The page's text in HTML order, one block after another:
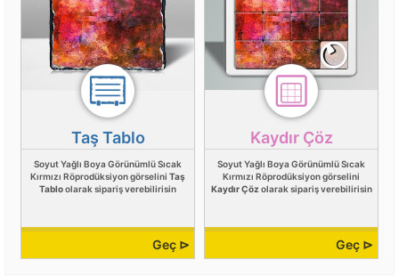
Taş Tablo
Soyut Yağlı Boya Görünümlü Sıcak
Kırmızı Röprodüksiyon görselini Taş
Tabloolarak sipariş verebilirisin
Geç ⊳
Kaydır Çöz
Soyut Yağlı Boya Görünümlü Sıcak
Kırmızı Röprodüksiyon görselini
Kaydır Çöz olarak sipariş verebilirisin
Geç ⊳